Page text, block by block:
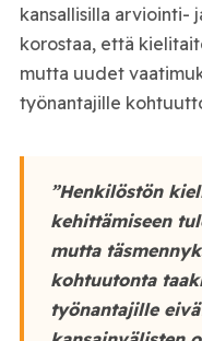
kansallisilla arviointi-
korostaa, että
mutta uudet
työnantajille
”Henkilöstön
kehittämiseen
mutta
kohtuutonta
työnantajille